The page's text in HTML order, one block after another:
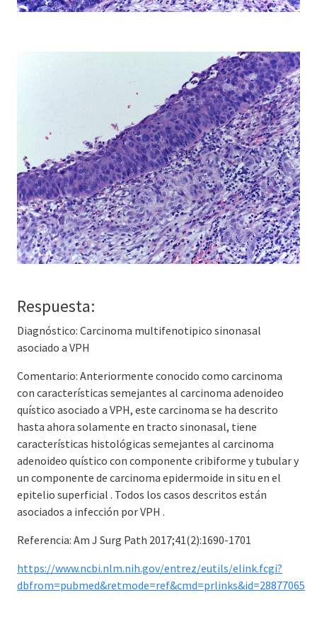
Respuesta:
Diagnóstico: Carcinoma multifenotipico sinonasal
asociado a VPH
Comentario: Anteriormente conocido como carcinoma
con características semejantes al carcinoma adenoideo
quístico asociado a VPH, este carcinoma se ha descrito
hasta ahora solamente en tracto sinonasal, tiene
características histológicas semejantes al carcinoma
adenoideo quístico con componente cribiforme y tubular y
un componente de carcinoma epidermoide in situ en el
epitelio superficial . Todos los casos descritos están
asociados a infección por VPH .
Referencia: Am J Surg Path 2017;41(2):1690-1701
https://www.ncbi.nlm.nih.gov/entrez/eutils/elink.fcgi?
dbfrom=pubmed&retmode=ref&cmd=prlinks&id=28877065